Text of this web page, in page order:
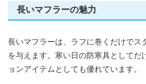
長いマフラーの魅力
長いマフラーは、ラフに巻くだけでス
を与えます。寒い日の防寒具としてだ
ョンアイテムとしても優れています。